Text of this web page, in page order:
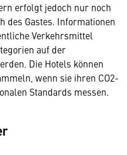
erfolgt jedoch nur noch
des Gastes. Informationen
Verkehrsmittel
auf der
Die Hotels können
wenn sie ihren CO2-
Standards messen.